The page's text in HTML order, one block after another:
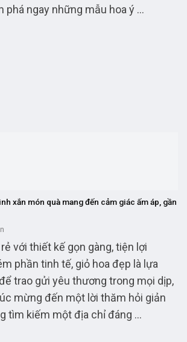
phá ngay những mẫu hoa ý ...
xắn món quà mang đến cảm giác ấm áp, gần
với thiết kế gọn gàng, tiện lợi
phần tinh tế, giỏ hoa đẹp là lựa
trao gửi yêu thương trong mọi dịp,
mừng đến một lời thăm hỏi giản
tìm kiếm một địa chỉ đáng ...